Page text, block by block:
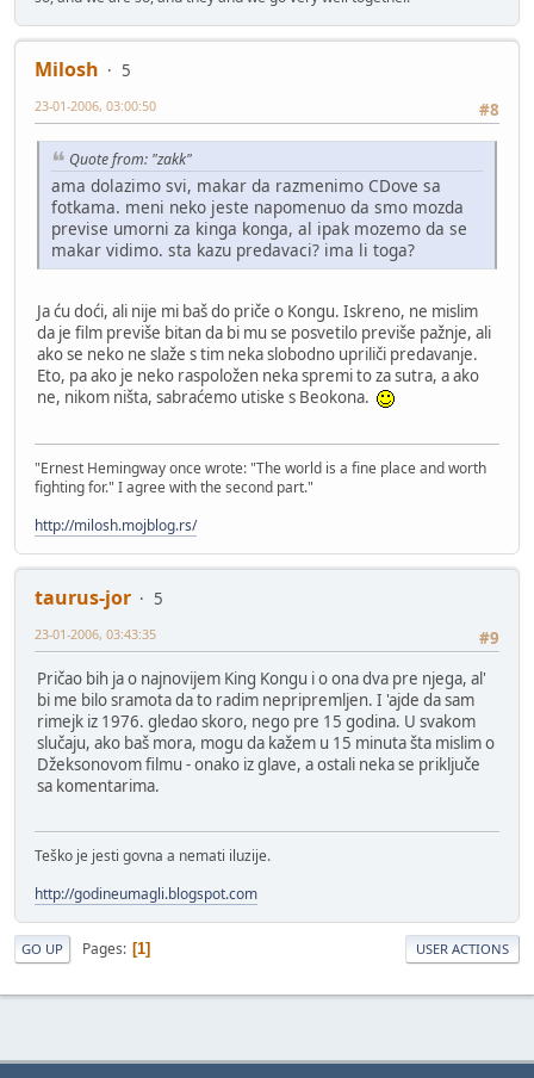
Milosh
5
#8
23-01-2006, 03:00:50
Quote from: "zakk"
ama dolazimo svi, makar da razmenimo CDove sa
fotkama. meni neko jeste napomenuo da smo mozda
previse umorni za kinga konga, al ipak mozemo da se
makar vidimo. sta kazu predavaci? ima li toga?
Ja ću doći, ali nije mi baš do priče o Kongu. Iskreno, ne mislim
da je film previše bitan da bi mu se posvetilo previše pažnje, ali
ako se neko ne slaže s tim neka slobodno upriliči predavanje.
Eto, pa ako je neko raspoložen neka spremi to za sutra, a ako
ne, nikom ništa, sabraćemo utiske s Beokona.
"Ernest Hemingway once wrote: "The world is a fine place and worth
fighting for." I agree with the second part."
http://milosh.mojblog.rs/
taurus-jor
5
#9
23-01-2006, 03:43:35
Pričao bih ja o najnovijem King Kongu i o ona dva pre njega, al'
bi me bilo sramota da to radim nepripremljen. I 'ajde da sam
rimejk iz 1976. gledao skoro, nego pre 15 godina. U svakom
slučaju, ako baš mora, mogu da kažem u 15 minuta šta mislim o
Džeksonovom filmu - onako iz glave, a ostali neka se priključe
sa komentarima.
Teško je jesti govna a nemati iluzije.
http://godineumagli.blogspot.com
GO UP Pages 1 USER ACTIONS